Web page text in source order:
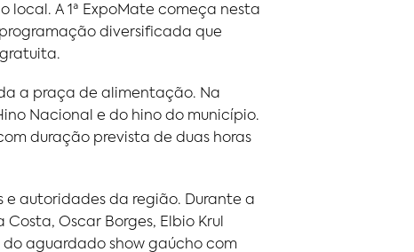
A 1ª ExpoMate começa nesta
diversificada que
a praça de alimentação. Na
Nacional e do hino do município.
duração prevista de duas horas
autoridades da região. Durante a
Oscar Borges, Elbio Krul
aguardado show gaúcho com